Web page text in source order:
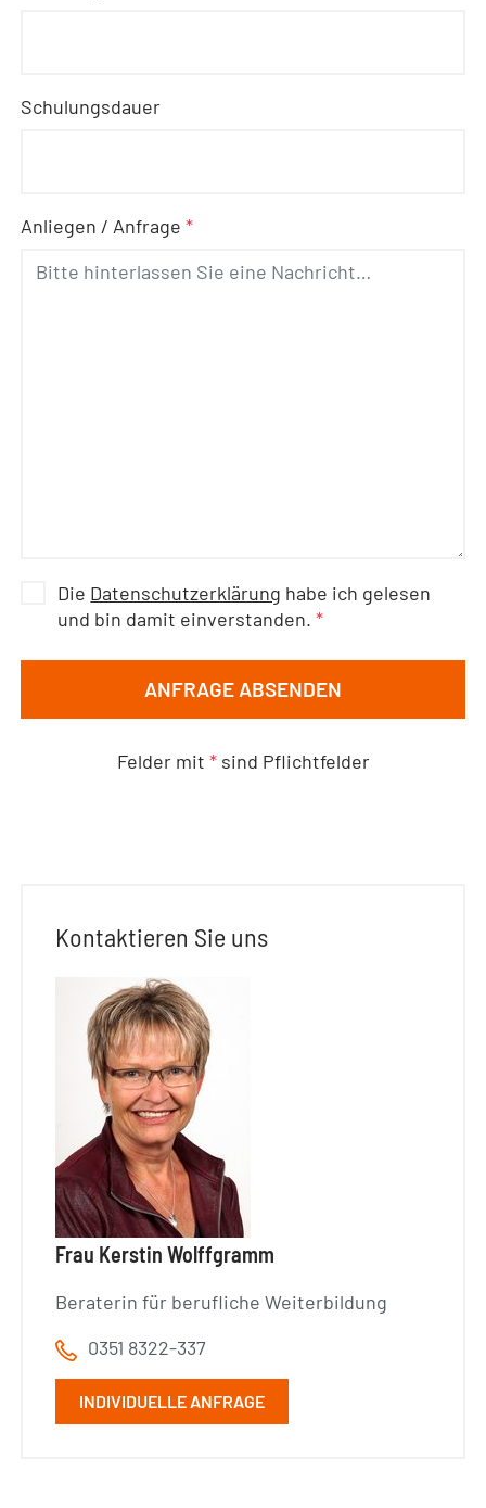
Schulungsdauer
Anliegen / Anfrage*
Die Datenschutzerklärung habe ich gelesen
und bin damit einverstanden.*
ANFRAGE ABSENDEN
Felder mit *sind Pflichtfelder
Kontaktieren Sie uns
Frau Kerstin Wolffgramm
Beraterin für berufliche Weiterbildung
0351 8322-337
INDIVIDUELLE ANFRAGE